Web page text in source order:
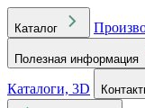
Каталог
Полезная информация
Каталоги, 3D